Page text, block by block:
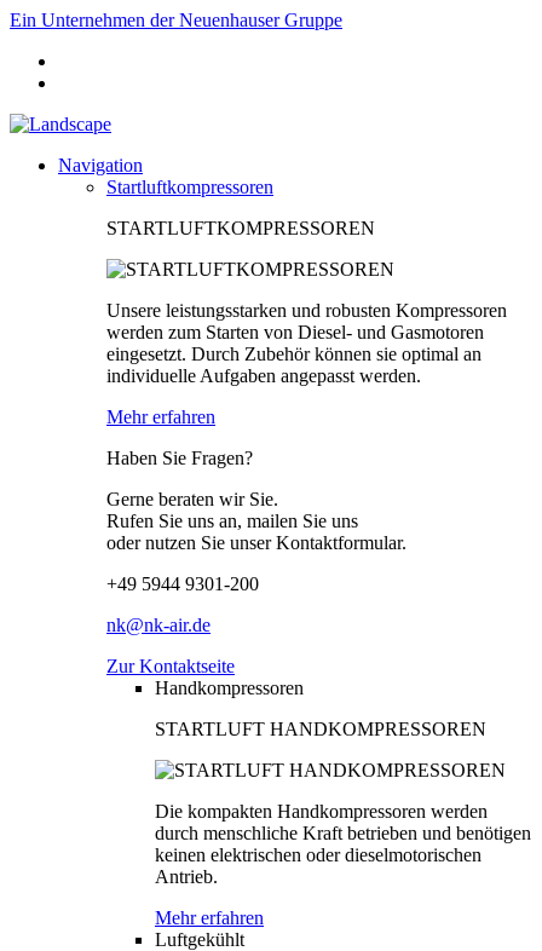
Ein Unternehmen der Neuenhauser Gruppe
Navigation
Startluftkompressoren
STARTLUFTKOMPRESSOREN
Unsere leistungsstarken und robusten Kompressoren
werden zum Starten von Diesel- und Gasmotoren
eingesetzt. Durch Zubehör können sie optimal an
individuelle Aufgaben angepasst werden.
Mehr erfahren
Haben Sie Fragen?
Gerne beraten wir Sie.
Rufen Sie uns an, mailen Sie uns
oder nutzen Sie unser Kontaktformular.
+49 5944 9301-200
nk@nk-air.de
Zur Kontaktseite
Handkompressoren
STARTLUFT HANDKOMPRESSOREN
Die kompakten Handkompressoren werden
durch menschliche Kraft betrieben und benötigen
keinen elektrischen oder dieselmotorischen
Antrieb.
Mehr erfahren
Luftgekühlt